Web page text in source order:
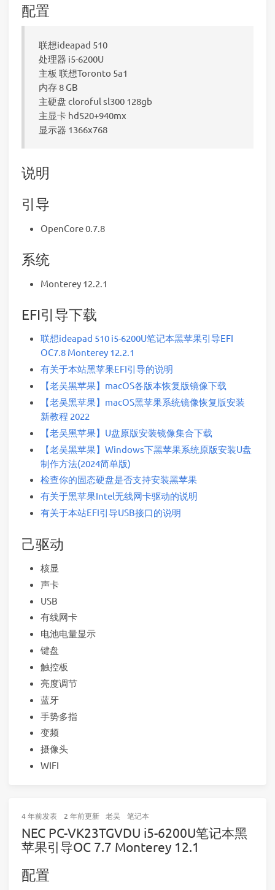
配置
联想ideapad 510
处理器 i5-6200U
主板 联想Toronto 5a1
内存 8 GB
主硬盘 cloroful sl300 128gb
主显卡 hd520+940mx
显示器 1366x768
说明
引导
OpenCore 0.7.8
系统
Monterey 12.2.1
EFI引导下载
联想ideapad 510 i5-6200U笔记本黑苹果引导EFI
OC7.8 Monterey 12.2.1
有关于本站黑苹果EFI引导的说明
【老吴黑苹果】macOS各版本恢复版镜像下载
【老吴黑苹果】macOS黑苹果系统镜像恢复版安装
新教程 2022
【老吴黑苹果】U盘原版安装镜像集合下载
【老吴黑苹果】Windows下黑苹果系统原版安装U盘
制作方法(2024简单版)
检查你的固态硬盘是否支持安装黑苹果
有关于黑苹果Intel无线网卡驱动的说明
有关于本站EFI引导USB接口的说明
己驱动
核显
声卡
USB
有线网卡
电池电量显示
键盘
触控板
亮度调节
蓝牙
手势多指
变频
摄像头
WIFI
4 年前发表 2 年前更新 老吴 笔记本
NEC PC-VK23TGVDU i5-6200U笔记本黑
苹果引导OC 7.7 Monterey 12.1
配置